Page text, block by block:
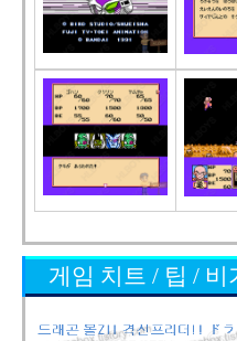
게임 치트 / 팁 / 비